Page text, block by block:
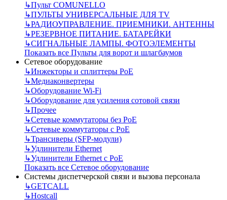
↳Пульт СOMUNELLO
↳ПУЛЬТЫ УНИВЕРСАЛЬНЫЕ ДЛЯ TV
↳РАДИОУПРАВЛЕНИЕ. ПРИЕМНИКИ. АНТЕННЫ
↳РЕЗЕРВНОЕ ПИТАНИЕ. БАТАРЕЙКИ
↳СИГНАЛЬНЫЕ ЛАМПЫ. ФОТОЭЛЕМЕНТЫ
Показать все Пульты для ворот и шлагбаумов
Сетевое оборудование
↳Инжекторы и сплиттеры РоЕ
↳Медиаконвертеры
↳Оборудование Wi-Fi
↳Оборудование для усиления сотовой связи
↳Прочее
↳Сетевые коммутаторы без РоЕ
↳Сетевые коммутаторы с РоЕ
↳Трансиверы (SFP-модули)
↳Удлинители Ethernet
↳Удлинители Ethernet с PoE
Показать все Сетевое оборудование
Системы диспетчерской связи и вызова персонала
↳GETCALL
↳Hostcall